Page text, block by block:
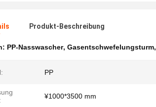
Produkt-Beschreibung
PP-Nasswascher, Gasentschwefelungsturm,
PP
¥1000*3500 mm